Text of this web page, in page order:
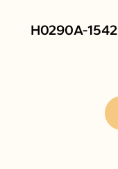
H0290A-1542